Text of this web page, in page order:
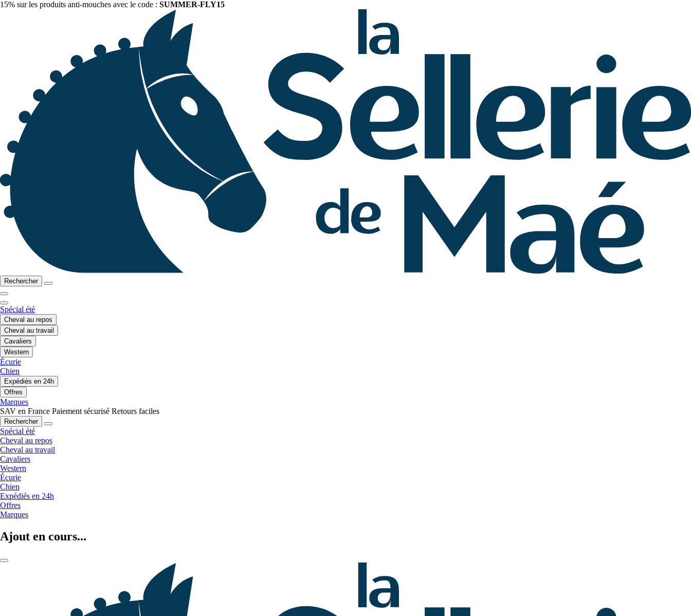
15% sur les produits anti-mouches avec le code : SUMMER-FLY15
Rechercher
Spécial été
Cheval au repos
Cheval au travail
Cavaliers
Western
Écurie
Chien
Expédiés en 24h
Offres
Marques
SAV en France Paiement sécurisé Retours faciles
Rechercher
Spécial été
Cheval au repos
Cheval au travail
Cavaliers
Western
Écurie
Chien
Expédiés en 24h
Offres
Marques
Ajout en cours...